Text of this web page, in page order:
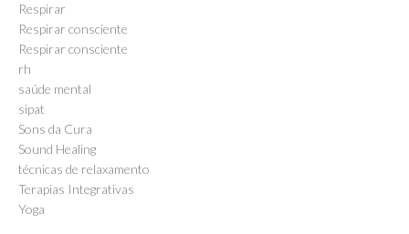
Respirar
Respirar consciente
Respirar consciente
rh
saúde mental
sipat
Sons da Cura
Sound Healing
técnicas de relaxamento
Terapias Integrativas
Yoga